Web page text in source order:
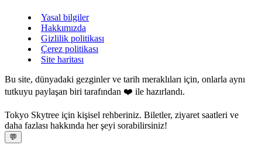
Yasal bilgiler
Hakkımızda
Gizlilik politikası
Çerez politikası
Site haritası
Bu site, dünyadaki gezginler ve tarih meraklıları için, onlarla aynı
tutkuyu paylaşan biri tarafından ❤️ ile hazırlandı.
Tokyo Skytree için kişisel rehberiniz. Biletler, ziyaret saatleri ve
daha fazlası hakkında her şeyi sorabilirsiniz!
💬